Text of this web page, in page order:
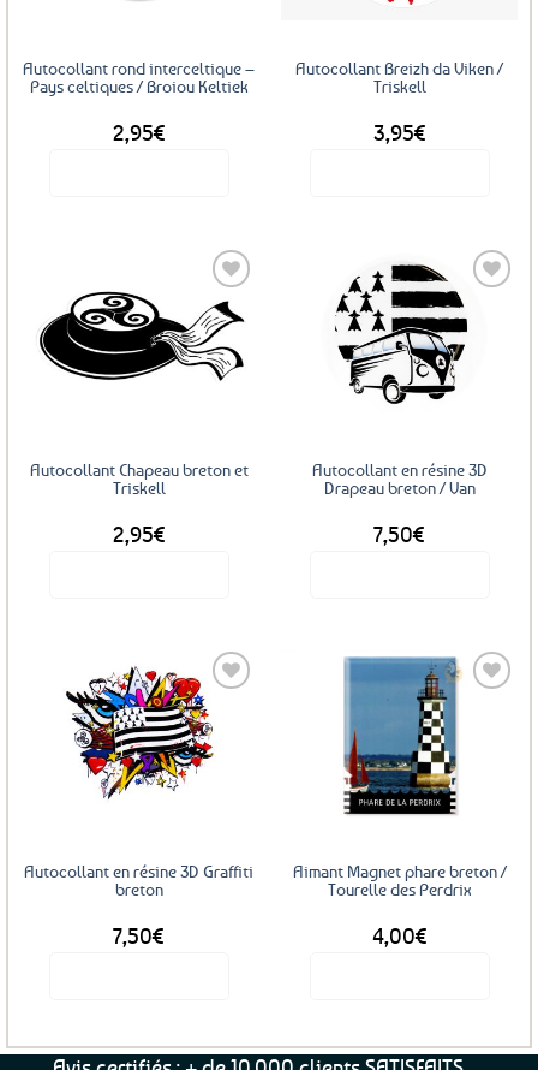
Autocollant rond interceltique –
Pays celtiques / Broiou Keltiek
2,95€
Autocollant Breizh da Viken /
Triskell
3,95€
Ajouter
aux
favoris
Autocollant Chapeau breton et
Triskell
2,95€
Ajouter
Autocollant en résine 3D
Drapeau breton / Van
7,50€
Ajouter
aux
Autocollant en résine 3D Graffiti
breton
7,50€
Aimant Magnet phare breton /
Tourelle des Perdrix
4,00€